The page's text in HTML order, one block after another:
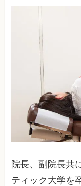
院長、副院長共
ティック大学を